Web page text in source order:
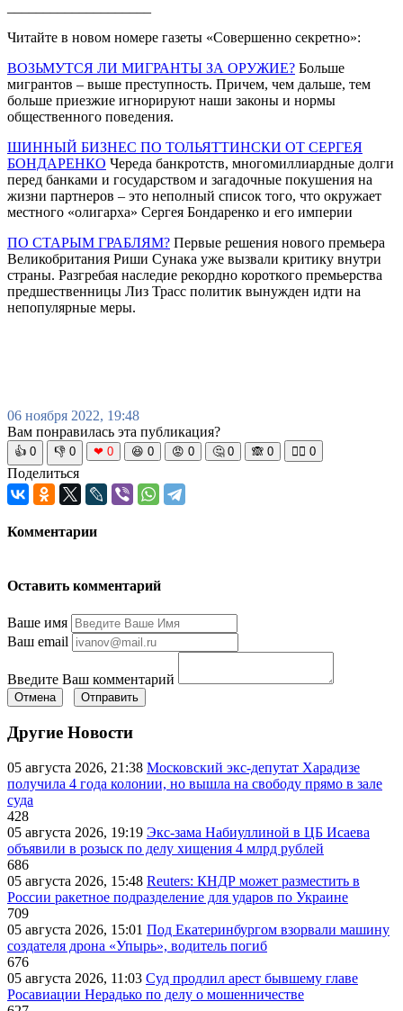
Читайте в новом номере газеты «Совершенно секретно»:
ВОЗЬМУТСЯ ЛИ МИГРАНТЫ ЗА ОРУЖИЕ? Больше
мигрантов – выше преступность. Причем, чем дальше, тем
больше приезжие игнорируют наши законы и нормы
общественного поведения.
ШИННЫЙ БИЗНЕС ПО ТОЛЬЯТТИНСКИ ОТ СЕРГЕЯ
БОНДАРЕНКО Череда банкротств, многомиллиардные долги
перед банками и государством и загадочные покушения на
жизни партнеров – это неполный список того, что окружает
местного «олигарха» Сергея Бондаренко и его империи
ПО СТАРЫМ ГРАБЛЯМ? Первые решения нового премьера
Великобритания Риши Сунака уже вызвали критику внутри
страны. Разгребая наследие рекордно короткого премьерства
предшественницы Лиз Трасс политик вынужден идти на
непопулярные меры.
06 ноября 2022, 19:48
Вам понравилась эта публикация?
👍 0 👎 0 ❤ 0 😆 0 😡 0 🤔 0 🙈 0 🧘‍♀️ 0
Поделиться
Комментарии
Оставить комментарий
Ваше имя
Ваш email
Введите Ваш комментарий
Отмена Отправить
Другие Новости
05 августа 2026, 21:38 Московский экс-депутат Харадизе
получила 4 года колонии, но вышла на свободу прямо в зале
суда
428
05 августа 2026, 19:19 Экс-зама Набиуллиной в ЦБ Исаева
объявили в розыск по делу хищения 4 млрд рублей
686
05 августа 2026, 15:48 Reuters: КНДР может разместить в
России ракетное подразделение для ударов по Украине
709
05 августа 2026, 15:01 Под Екатеринбургом взорвали машину
создателя дрона «Упырь», водитель погиб
676
05 августа 2026, 11:03 Суд продлил арест бывшему главе
Росавиации Нерадько по делу о мошенничестве